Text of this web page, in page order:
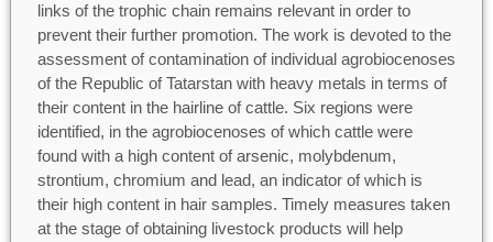
links of the trophic chain remains relevant in order to
prevent their further promotion. The work is devoted to the
assessment of contamination of individual agrobiocenoses
of the Republic of Tatarstan with heavy metals in terms of
their content in the hairline of cattle. Six regions were
identified, in the agrobiocenoses of which cattle were
found with a high content of arsenic, molybdenum,
strontium, chromium and lead, an indicator of which is
their high content in hair samples. Timely measures taken
at the stage of obtaining livestock products will help